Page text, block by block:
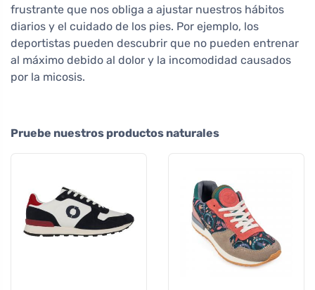
frustrante que nos obliga a ajustar nuestros hábitos
diarios y el cuidado de los pies. Por ejemplo, los
deportistas pueden descubrir que no pueden entrenar
al máximo debido al dolor y la incomodidad causados
por la micosis.
Pruebe nuestros productos naturales